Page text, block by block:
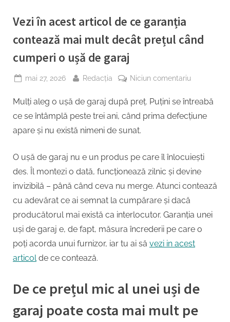
Vezi în acest articol de ce garanția
contează mai mult decât prețul când
cumperi o ușă de garaj
Posted
mai 27, 2026 By
Redacția Niciun comentariula
în
acest
garanția
contează
mai
prețul
când
cumperi
garaj
Mulți aleg o ușă de garaj după preț. Puțini se întreabă
ce se întâmplă peste trei ani, când prima defecțiune
apare și nu există nimeni de sunat.
O ușă de garaj nu e un produs pe care îl înlocuiești
des. Îl montezi o dată, funcționează zilnic și devine
invizibilă – până când ceva nu merge. Atunci contează
cu adevărat ce ai semnat la cumpărare și dacă
producătorul mai există ca interlocutor. Garanția unei
uși de garaj e, de fapt, măsura încrederii pe care o
poți acorda unui furnizor, iar tu ai să vezi in acest
articolde ce contează.
De ce prețul mic al unei uși de
garaj poate costa mai mult pe